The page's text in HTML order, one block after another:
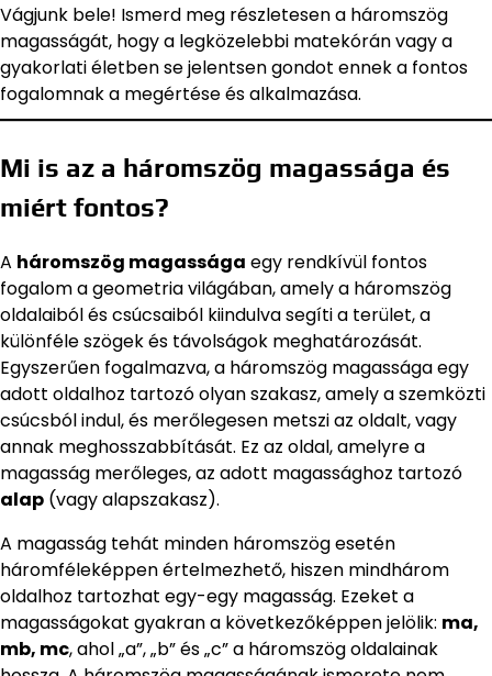
Vágjunk bele! Ismerd meg részletesen a háromszög
magasságát, hogy a legközelebbi matekórán vagy a
gyakorlati életben se jelentsen gondot ennek a fontos
fogalomnak a megértése és alkalmazása.
Mi is az a háromszög magassága és
miért fontos?
A háromszög magassága egy rendkívül fontos
fogalom a geometria világában, amely a háromszög
oldalaiból és csúcsaiból kiindulva segíti a terület, a
különféle szögek és távolságok meghatározását.
Egyszerűen fogalmazva, a háromszög magassága egy
adott oldalhoz tartozó olyan szakasz, amely a szemközti
csúcsból indul, és merőlegesen metszi az oldalt, vagy
annak meghosszabbítását. Ez az oldal, amelyre a
magasság merőleges, az adott magassághoz tartozó
alap (vagy alapszakasz).
A magasság tehát minden háromszög esetén
háromféleképpen értelmezhető, hiszen mindhárom
oldalhoz tartozhat egy-egy magasság. Ezeket a
magasságokat gyakran a következőképpen jelölik: ma,
mb, mc, ahol „a”, „b” és „c” a háromszög oldalainak